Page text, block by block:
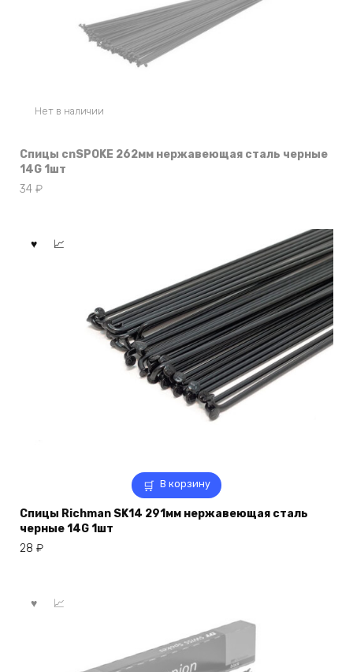
Нет в наличии
Спицы cnSPOKE 262мм нержавеющая сталь черные
14G 1шт
34 ₽
В корзину
Спицы Richman SK14 291мм нержавеющая сталь
черные 14G 1шт
28 ₽